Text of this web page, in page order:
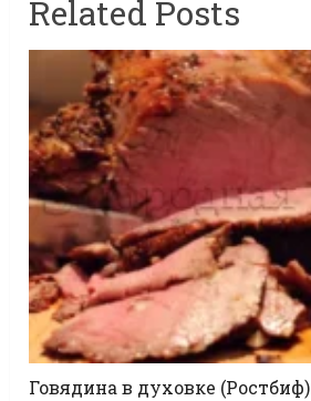
Related Posts
Говядина в духовке (Ростбиф)